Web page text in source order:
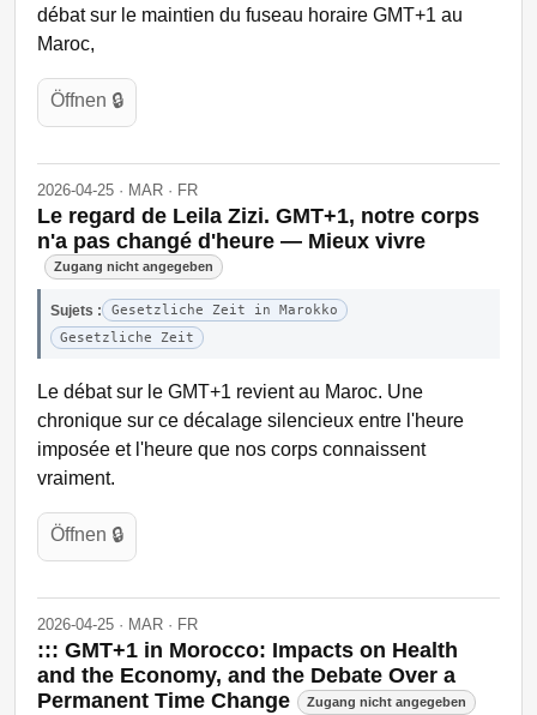
débat sur le maintien du fuseau horaire GMT+1 au
Maroc,
Öffnen 🔒
2026-04-25 · MAR · FR
Le regard de Leila Zizi. GMT+1, notre corps
n'a pas changé d'heure — Mieux vivre
Zugang nicht angegeben
Sujets :
Gesetzliche Zeit in Marokko
Gesetzliche Zeit
Le débat sur le GMT+1 revient au Maroc. Une
chronique sur ce décalage silencieux entre l'heure
imposée et l'heure que nos corps connaissent
vraiment.
Öffnen 🔒
2026-04-25 · MAR · FR
::: GMT+1 in Morocco: Impacts on Health
and the Economy, and the Debate Over a
Permanent Time Change
Zugang nicht angegeben